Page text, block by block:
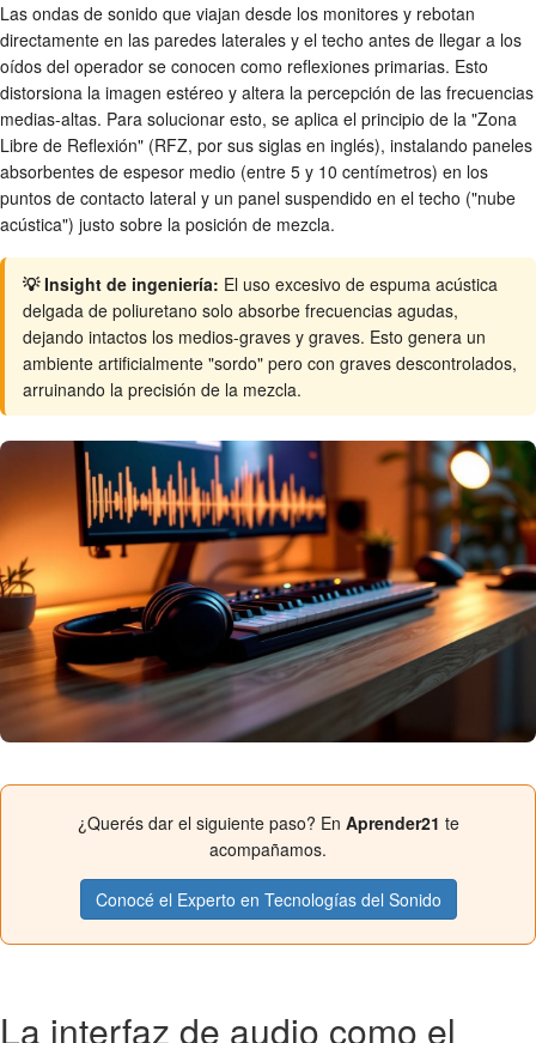
Las ondas de sonido que viajan desde los monitores y rebotan
directamente en las paredes laterales y el techo antes de llegar a los
oídos del operador se conocen como reflexiones primarias. Esto
distorsiona la imagen estéreo y altera la percepción de las frecuencias
medias-altas. Para solucionar esto, se aplica el principio de la "Zona
Libre de Reflexión" (RFZ, por sus siglas en inglés), instalando paneles
absorbentes de espesor medio (entre 5 y 10 centímetros) en los
puntos de contacto lateral y un panel suspendido en el techo ("nube
acústica") justo sobre la posición de mezcla.
💡 Insight de ingeniería: El uso excesivo de espuma acústica
delgada de poliuretano solo absorbe frecuencias agudas,
dejando intactos los medios-graves y graves. Esto genera un
ambiente artificialmente "sordo" pero con graves descontrolados,
arruinando la precisión de la mezcla.
¿Querés dar el siguiente paso? En Aprender21 te
acompañamos.
Conocé el Experto en Tecnologías del Sonido
La interfaz de audio como el